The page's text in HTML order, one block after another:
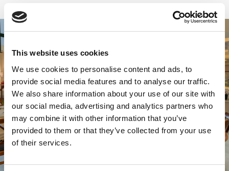
This website uses cookies
We use cookies to personalise content and ads, to
provide social media features and to analyse our traffic.
We also share information about your use of our site with
our social media, advertising and analytics partners who
may combine it with other information that you’ve
provided to them or that they’ve collected from your use
of their services.